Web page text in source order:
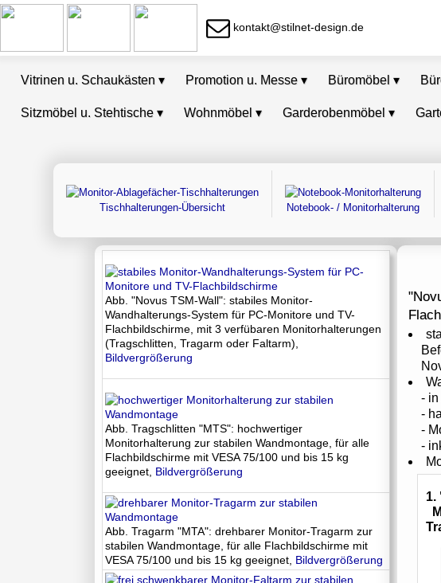
kontakt@stilnet-design.de
Tischhalterungen-Übersicht Notebook- / Monitorhalterung
- in
-
-
-
1.
Abb. "Novus TSM-Wall": stabiles Monitor-
Wandhalterungs-System für PC-Monitore und TV-
Flachbildschirme, mit 3 verfübaren Monitorhalterungen
(Tragschlitten, Tragarm oder Faltarm),
Bildvergrößerung
Abb. Tragschlitten "MTS": hochwertiger
Monitorhalterung zur stabilen Wandmontage, für alle
Flachbildschirme mit VESA 75/100 und bis 15 kg
geeignet, Bildvergrößerung
Abb. Tragarm "MTA": drehbarer Monitor-Tragarm zur
stabilen Wandmontage, für alle Flachbildschirme mit
VESA 75/100 und bis 15 kg geeignet, Bildvergrößerung
Vitrinen u. Schaukästen ▾ Promotion u. Messe ▾ Büromöbel ▾
Sitzmöbel u. Stehtische ▾ Wohnmöbel ▾ Garderobenmöbel ▾